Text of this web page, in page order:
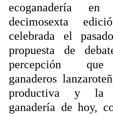
ecoganadería
decimosexta
celebrada el
propuesta de
percepción
ganaderos
productiva y la
ganadería de hoy,